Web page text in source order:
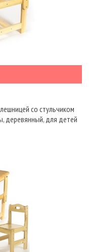
со стульчиком
деревянный, для детей